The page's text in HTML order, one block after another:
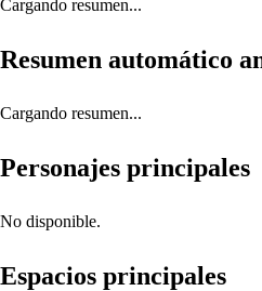
Cargando resumen...
Resumen automático
Cargando resumen...
Personajes principales
No disponible.
Espacios principales